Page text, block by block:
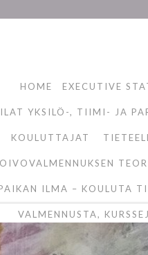
HOME EXECUTIVE
YKSILÖ-, TIIMI- JA
KOULUTTAJAT
ILMA – KOULUTA
VALMENNUSTA,